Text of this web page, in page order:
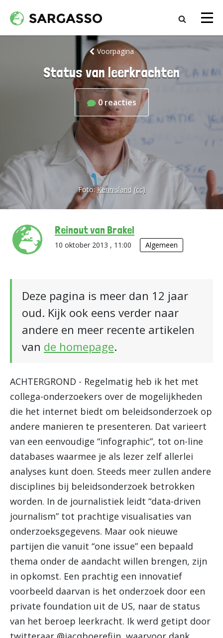
Voorpagina
Status van leerkrachten
0reacties
Foto:Kennisland (cc)
Reinout van Brakel
10 oktober 2013 , 11:00 Algemeen
Deze pagina is meer dan 12 jaar
oud. Kijk ook eens verder naar
andere en meer recente artikelen
van de homepage.
ACHTERGROND - Regelmatig heb ik het met
collega-onderzoekers over de mogelijkheden
die het internet biedt om beleidsonderzoek op
andere manieren te presenteren. Dat varieert
van een eenvoudige “infographic”, tot on-line
databases waarmee je als lezer zelf allerlei
analyses kunt doen. Steeds meer zullen andere
disciplines bij beleidsonderzoek betrokken
worden. In de journalistiek leidt “data-driven
journalism” tot prachtige visualisaties van
onderzoeksgegevens. Maar ook nieuwe
partijen die vanuit “one issue” een bepaald
thema onder de aandacht willen brengen, zijn
in opkomst. Een prachtig een innovatief
voorbeeld daarvan is het onderzoek door een
private foundation uit de US, naar de status
van het beroep leerkracht. Ik werd getipt door